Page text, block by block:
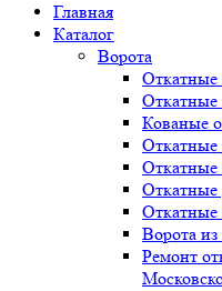
Главная
Каталог
Ворота
Откатные
Откатные
Кованые
Откатные
Откатные
Откатные
Откатные
Ворота
Ремонт